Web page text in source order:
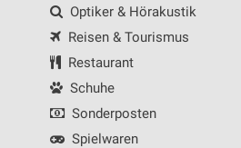
Optiker & Hörakustik
Reisen & Tourismus
Restaurant
Schuhe
Sonderposten
Spielwaren